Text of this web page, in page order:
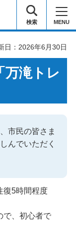
検索 MENU
日：2026年6月30日
万滝トレ
市民の皆さま
んでいただく
復5時間程度
で、初心者で